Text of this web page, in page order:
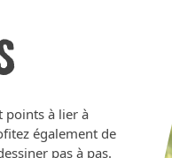
points à lier à
également de
pas à pas.